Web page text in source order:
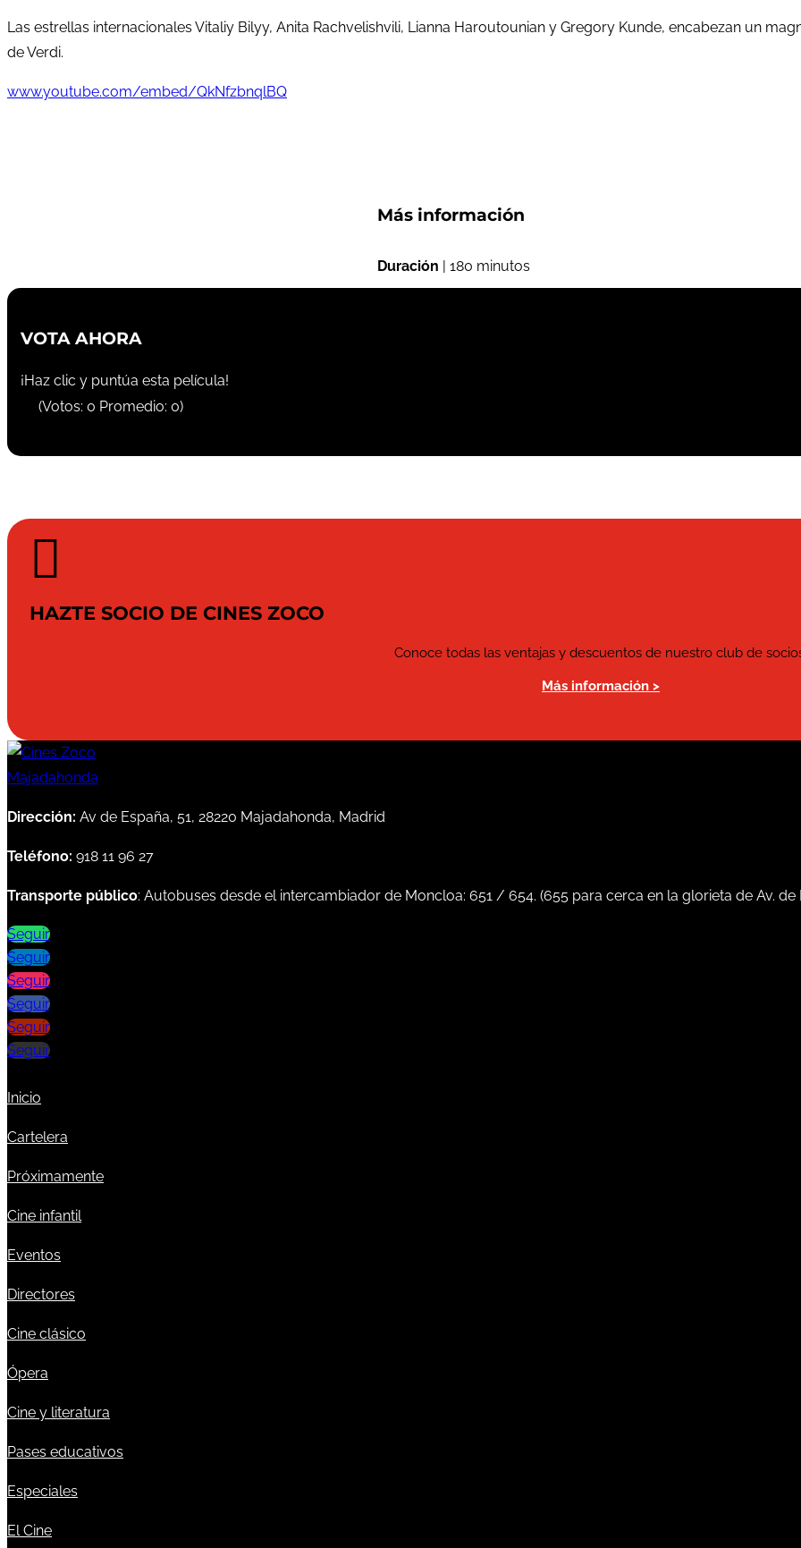
Las estrellas internacionales Vitaliy Bilyy, Anita Rachvelishvili, Lianna Haroutounian y Gregory Kunde, encabezan un
de Verdi.
www.youtube.com/embed/QkNfzbnqlBQ
Más información
Duración | 180 minutos
VOTA AHORA
¡Haz clic y puntúa esta película!
(Votos: 0 Promedio: 0)

HAZTE SOCIO DE CINES ZOCO
Conoce todas las ventajas y descuentos de nuestro club de
Más información >
Dirección: Av de España, 51, 28220 Majadahonda, Madrid
Teléfono: 918 11 96 27
Transporte público: Autobuses desde el intercambiador de Moncloa: 651 / 654. (655 para cerca en la glorieta de Av. de
Seguir
Seguir
Seguir
Seguir
Seguir
Seguir
Inicio
Cartelera
Próximamente
Cine infantil
Eventos
Directores
Cine clásico
Ópera
Cine y literatura
Pases educativos
Especiales
El Cine